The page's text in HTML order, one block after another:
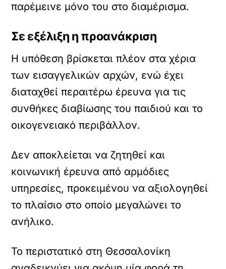
παρέμεινε μόνο του στο διαμέρισμα.
Σε εξέλιξη η προανάκριση
Η υπόθεση βρίσκεται πλέον στα χέρια
των εισαγγελικών αρχών, ενώ έχει
διαταχθεί περαιτέρω έρευνα για τις
συνθήκες διαβίωσης του παιδιού και το
οικογενειακό περιβάλλον.
Δεν αποκλείεται να ζητηθεί και
κοινωνική έρευνα από αρμόδιες
υπηρεσίες, προκειμένου να αξιολογηθεί
το πλαίσιο στο οποίο μεγαλώνει το
ανήλικο.
Το περιστατικό στη Θεσσαλονίκη